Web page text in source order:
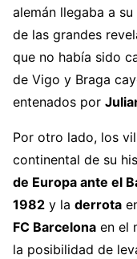
alemán llegaba a
de las grandes
que no había sido
de Vigo y Braga
entenados por
Por otro lado, los
continental de su
de Europa ante el
1982 y la derrota
FC Barcelona en el
la posibilidad de